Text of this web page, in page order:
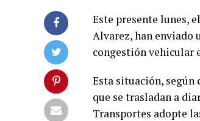
Este presente lunes,
Alvarez, han enviado
congestión vehicular
Esta situación, según
que se trasladan a
Transportes adopte